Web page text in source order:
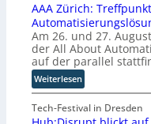
s
s
i
o
n
s
t
a
i
v
e
r
s
a
l
A
AAA Zürich:
Am 26. und 27.
der All About
auf der parallel
Weiterlesen:
A
A
A
Tech-Festival in Dresden